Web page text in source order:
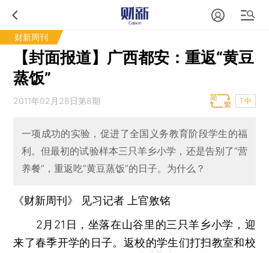
财新周刊
【封面报道】广西都安：重返“黄豆
蒸饭”
2011年02月28日第8期 T中
一项成功的实验，促进了全国义务教育阶段学生的福
利。但最初的试验样本三只羊乡小学，还是告别了“营
养餐”，重返吃“黄豆蒸饭”的日子。为什么？
《财新周刊》 见习记者 上官敫铭
2月21日，坐落在山谷里的三只羊乡小学，迎
来了春季开学的日子。返校的学生们打扫教室和校